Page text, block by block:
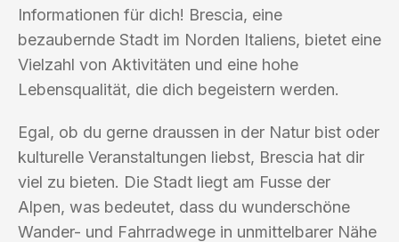
Informationen für dich! Brescia, eine
bezaubernde Stadt im Norden Italiens, bietet eine
Vielzahl von Aktivitäten und eine hohe
Lebensqualität, die dich begeistern werden.
Egal, ob du gerne draussen in der Natur bist oder
kulturelle Veranstaltungen liebst, Brescia hat dir
viel zu bieten. Die Stadt liegt am Fusse der
Alpen, was bedeutet, dass du wunderschöne
Wander- und Fahrradwege in unmittelbarer Nähe